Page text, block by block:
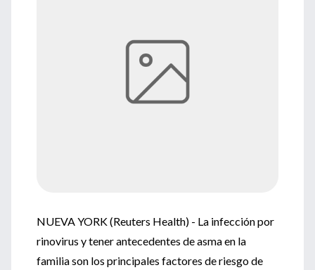
NUEVA YORK (Reuters Health) - La infección por
rinovirus y tener antecedentes de asma en la
familia son los principales factores de riesgo de